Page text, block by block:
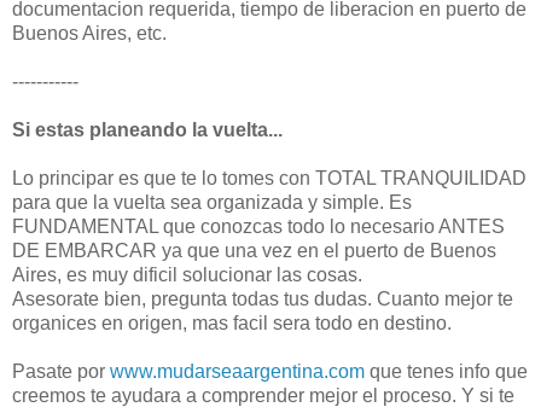
documentacion requerida, tiempo de liberacion en puerto de
Buenos Aires, etc.
-----------
Si estas planeando la vuelta...
Lo principar es que te lo tomes con TOTAL TRANQUILIDAD
para que la vuelta sea organizada y simple. Es
FUNDAMENTAL que conozcas todo lo necesario ANTES
DE EMBARCAR ya que una vez en el puerto de Buenos
Aires, es muy dificil solucionar las cosas.
Asesorate bien, pregunta todas tus dudas. Cuanto mejor te
organices en origen, mas facil sera todo en destino.
Pasate por www.mudarseaargentina.com que tenes info que
creemos te ayudara a comprender mejor el proceso. Y si te